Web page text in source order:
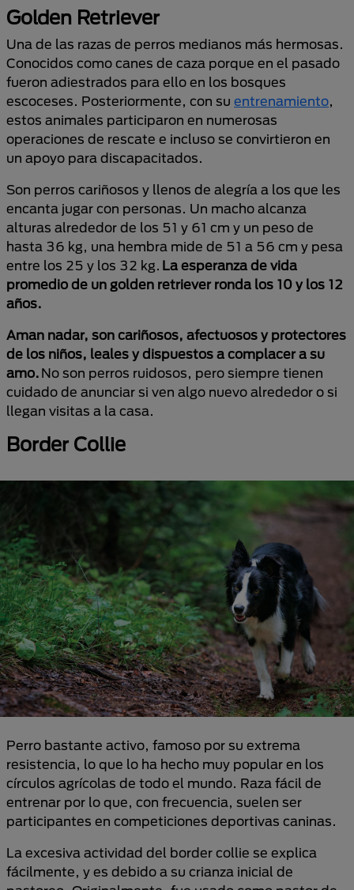
Golden Retriever
Una de las razas de perros medianos más hermosas.
Conocidos como canes de caza porque en el pasado
fueron adiestrados para ello en los bosques
escoceses. Posteriormente, con su entrenamiento,
estos animales participaron en numerosas
operaciones de rescate e incluso se convirtieron en
un apoyo para discapacitados.
Son perros cariñosos y llenos de alegría a los que les
encanta jugar con personas. Un macho alcanza
alturas alrededor de los 51 y 61 cm y un peso de
hasta 36 kg, una hembra mide de 51 a 56 cm y pesa
entre los 25 y los 32 kg. La esperanza de vida
promedio de un golden retriever ronda los 10 y los 12
años.
Aman nadar, son cariñosos, afectuosos y protectores
de los niños, leales y dispuestos a complacer a su
amo. No son perros ruidosos, pero siempre tienen
cuidado de anunciar si ven algo nuevo alrededor o si
llegan visitas a la casa.
Border Collie
Perro bastante activo, famoso por su extrema
resistencia, lo que lo ha hecho muy popular en los
círculos agrícolas de todo el mundo. Raza fácil de
entrenar por lo que, con frecuencia, suelen ser
participantes en competiciones deportivas caninas.
La excesiva actividad del border collie se explica
fácilmente, y es debido a su crianza inicial de